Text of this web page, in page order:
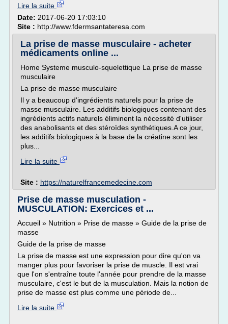
Lire la suite
Date: 2017-06-20 17:03:10
Site : http://www.fdermsantateresa.com
La prise de masse musculaire - acheter
médicaments online ...
Home Systeme musculo-squelettique La prise de masse
musculaire
La prise de masse musculaire
Il y a beaucoup d'ingrédients naturels pour la prise de
masse musculaire. Les additifs biologiques contenant des
ingrédients actifs naturels éliminent la nécessité d'utiliser
des anabolisants et des stéroïdes synthétiques.A ce jour,
les additifs biologiques à la base de la créatine sont les
plus...
Lire la suite
Site : https://naturelfrancemedecine.com
Prise de masse musculation -
MUSCULATION: Exercices et ...
Accueil » Nutrition » Prise de masse » Guide de la prise de
masse
Guide de la prise de masse
La prise de masse est une expression pour dire qu'on va
manger plus pour favoriser la prise de muscle. Il est vrai
que l'on s'entraîne toute l'année pour prendre de la masse
musculaire, c'est le but de la musculation. Mais la notion de
prise de masse est plus comme une période de...
Lire la suite